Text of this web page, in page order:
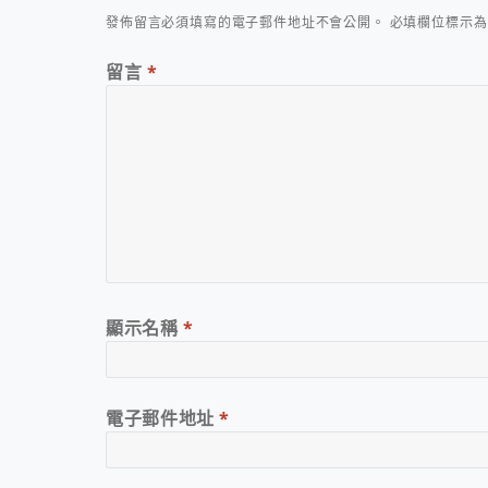
發佈留言必須填寫的電子郵件地址不會公開。 必填欄位標示
留言 *
顯示名稱*
電子郵件地址*